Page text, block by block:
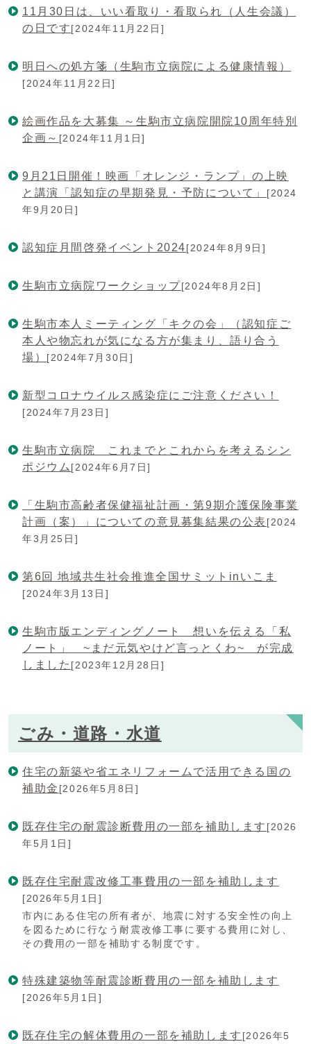
11月30日は、いい看取り・看取られ（人生会議）
の日です[2024年11月22日]
明日への処方箋（生駒市立病院による健康情報）
[2024年11月22日]
絵画作品を大募集 ～生駒市立病院開院10周年特別
企画～ [2024年11月1日]
9月21日開催！映画「オレンジ・ランプ」の上映
と講演「認知症の早期発見・予防について」 [2024
年9月20日]
認知症月間啓発イベント2024[2024年8月9日]
生駒市立病院ワークショップ[2024年8月2日]
生駒市本人ミーティング「キクの会」（認知症ご
本人や物忘れが気になる方が集まり、語り合う
場） [2024年7月30日]
新型コロナウイルス感染症にご注意ください！
[2024年7月23日]
生駒市立病院 これまでとこれからを考えるシン
ポジウム [2024年6月7日]
「生駒市高齢者保健福祉計画・第9期介護保険事業
計画（案）」についての意見募集結果の公表 [2024
年3月25日]
第6回 地域共生社会推進全国サミットinいこま
[2024年3月13日]
生駒市版エンディングノート 想いを伝える「私
ノート」 ~まだ元気やけど言っとくわ~ が完成
しました [2023年12月28日]
ごみ・道路・水道
住宅の新築や省エネリフォームで活用できる国の
補助金 [2026年5月8日]
既存住宅の耐震診断費用の一部を補助します [2026
年5月1日]
既存住宅耐震改修工事費用の一部を補助します
[2026年5月1日]
市内にある住宅の所有者が、地震に対する安全性の向上
を図るために行なう耐震改修工事に要する費用に対し、
その費用の一部を補助する制度です。
特殊建築物等耐震診断費用の一部を補助します
[2026年5月1日]
既存住宅の解体費用の一部を補助します [2026年5